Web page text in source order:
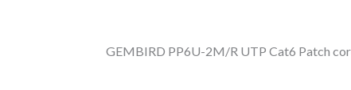
GEMBIRD PP6U-2M/R UTP Cat6 Patch